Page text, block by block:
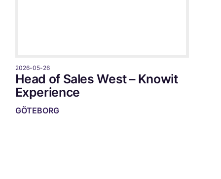
2026-05-26
Head of Sales West – Knowit
Experience
GÖTEBORG